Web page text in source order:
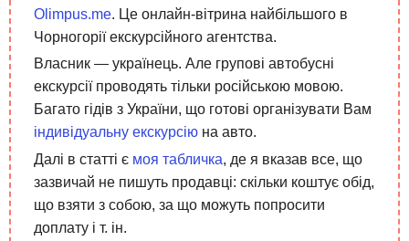
Olimpus.me. Це онлайн-вітрина найбільшого в
Чорногорії екскурсійного агентства.
Власник — українець. Але групові автобусні
екскурсії проводять тільки російською мовою.
Багато гідів з України, що готові організувати Вам
індивідуальну екскурсію на авто.
Далі в статті є моя табличка, де я вказав все, що
зазвичай не пишуть продавці: скільки коштує обід,
що взяти з собою, за що можуть попросити
доплату і т. ін.